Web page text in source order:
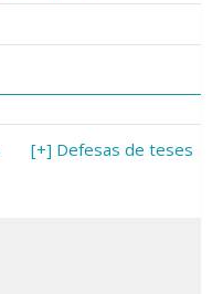
[+] Defesas de teses